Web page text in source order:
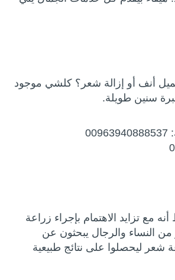
أنف أو إزالة شعر؟ كلشي موجود
سنين طويلة.
مع تزايد الاهتمام بإجراء زراعة
من النساء والرجال يبحثون عن
شعر ليحصلوا على نتائج طبيعية